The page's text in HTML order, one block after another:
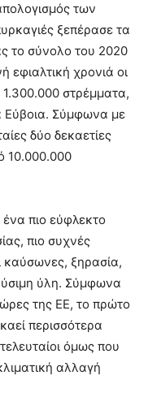
των
ξεπέρασε τα
το σύνολο του 2020
εφιαλτική χρονιά οι
1.300.000 στρέμματα,
Εύβοια. Σύμφωνα με
δύο δεκαετίες
10.000.000
πιο εύφλεκτο
πιο συχνές
καύσωνες, ξηρασία,
ύλη. Σύμφωνα
της ΕΕ, το πρώτο
περισσότερα
όμως που
αλλαγή